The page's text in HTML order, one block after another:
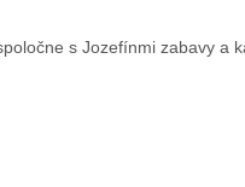
s Jozefínmi zabavy a